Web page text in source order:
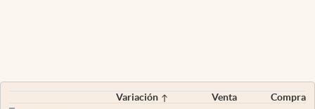
Variación Venta
Compra